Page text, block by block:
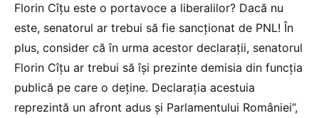
Florin Cîțu este o portavoce a liberalilor? Dacă nu
este, senatorul ar trebui să fie sancționat de PNL! În
plus, consider că în urma acestor declarații, senatorul
Florin Cîțu ar trebui să își prezinte demisia din funcția
publică pe care o deține. Declarația acestuia
reprezintă un afront adus și Parlamentului României”,